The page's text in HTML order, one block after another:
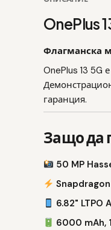
OnePlus
Флагманска
OnePlus 13 5G
гаранция.
Защо да
50 MP
6.82" LTPO
6000 mAh,